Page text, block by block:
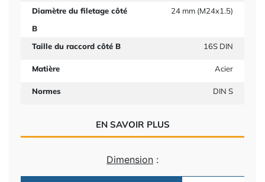
Diamètre du filetage côté
B
24 mm (M24x1.5)
Taille du raccord côté B 16S DIN
Matière Acier
Normes DIN S
EN SAVOIR PLUS
Dimension :